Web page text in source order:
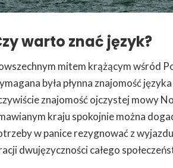
warto znać język?
mitem krążącym wśród
była płynna znajomość
znajomość ojczystej mowy
kraju spokojnie można
w panice rezygnować z
dwujęzyczności całego